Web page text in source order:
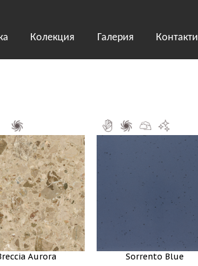
Колекция Галерия Контакти
Aurora Sorrento Blue